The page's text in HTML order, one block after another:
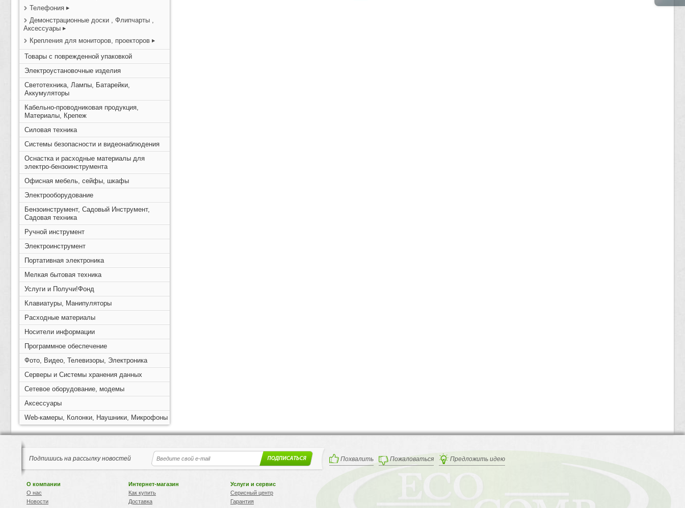
Телефония
Демонстрационные доски , Флипчарты ,
Аксессуары
Крепления для мониторов, проекторов
Товары с поврежденной упаковкой
Электроустановочные изделия
Светотехника, Лампы, Батарейки,
Аккумуляторы
Кабельно-проводниковая продукция,
Материалы, Крепеж
Силовая техника
Системы безопасности и видеонаблюдения
Оснастка и расходные материалы для
электро-бензоинструмента
Офисная мебель, сейфы, шкафы
Электрооборудование
Бензоинструмент, Садовый Инструмент,
Садовая техника
Ручной инструмент
Электроинструмент
Портативная электроника
Мелкая бытовая техника
Услуги и Получи!Фонд
Клавиатуры, Манипуляторы
Расходные материалы
Носители информации
Программное обеспечение
Фото, Видео, Телевизоры, Электроника
Серверы и Системы хранения данных
Сетевое оборудование, модемы
Аксессуары
Web-камеры, Колонки, Наушники, Микрофоны
Подпишись на рассылку новостей Похвалить Пожаловаться Предложить идею
О компании
О нас
Новости
Интернет-магазин
Как купить
Доставка
Услуги и сервис
Серисный центр
Гарантия